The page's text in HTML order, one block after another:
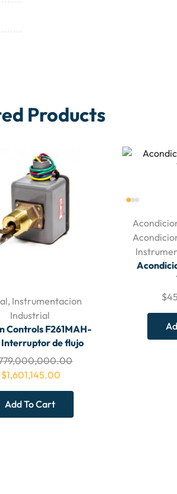
Products
, Instrumentacion
Industrial
Controls F261MAH-
Interruptor de flujo
$1,601,145.00
Add To Cart
$